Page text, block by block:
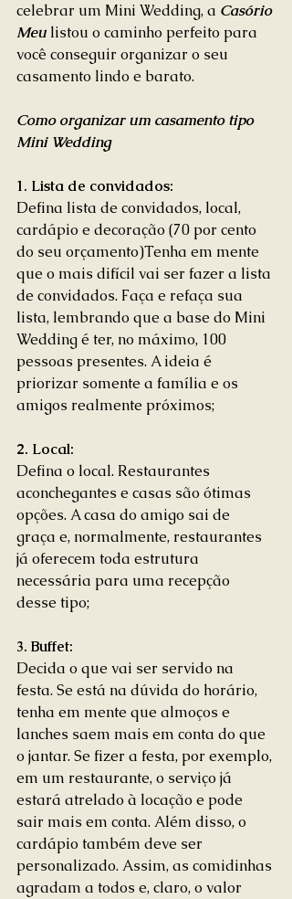
celebrar um Mini Wedding, a Casório
Meu listou o caminho perfeito para
você conseguir organizar o seu
casamento lindo e barato.
Como organizar um casamento tipo
Mini Wedding
1. Lista de convidados:
Defina lista de convidados, local,
cardápio e decoração (70 por cento
do seu orçamento)Tenha em mente
que o mais difícil vai ser fazer a lista
de convidados. Faça e refaça sua
lista, lembrando que a base do Mini
Wedding é ter, no máximo, 100
pessoas presentes. A ideia é
priorizar somente a família e os
amigos realmente próximos;
2. Local:
Defina o local. Restaurantes
aconchegantes e casas são ótimas
opções. A casa do amigo sai de
graça e, normalmente, restaurantes
já oferecem toda estrutura
necessária para uma recepção
desse tipo;
3. Buffet:
Decida o que vai ser servido na
festa. Se está na dúvida do horário,
tenha em mente que almoços e
lanches saem mais em conta do que
o jantar. Se fizer a festa, por exemplo,
em um restaurante, o serviço já
estará atrelado à locação e pode
sair mais em conta. Além disso, o
cardápio também deve ser
personalizado. Assim, as comidinhas
agradam a todos e, claro, o valor